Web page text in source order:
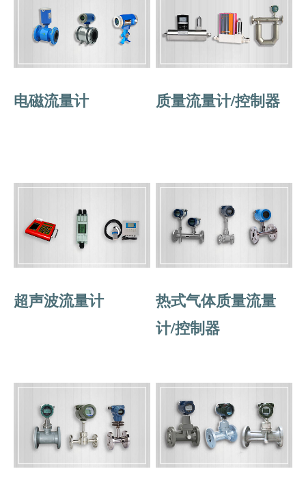
电磁流量计 质量流量计/控制器
超声波流量计
热式气体质量流量
计/控制器